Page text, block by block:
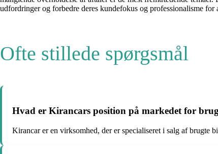
udfordringer og forbedre deres kundefokus og professionalisme
Ofte stillede spørgsmål
Hvad er Kirancars position på markedet for
Kirancar er en virksomhed, der er specialiseret i salg af